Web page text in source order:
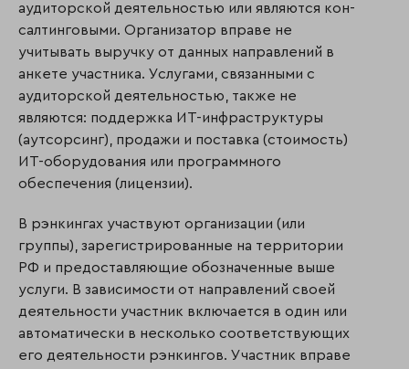
аудиторской деятельностью или являются кон­
салтинговыми. Организатор вправе не
учитывать выручку от данных направлений в
анкете участника. Услугами, связанными с
аудиторской деятельностью, также не
являются: поддержка ИТ-инфраструктуры
(аутсорсинг), продажи и поставка (стоимость)
ИТ-оборудования или программного
обеспечения (лицензии).
В рэнкингах участвуют организации (или
группы), зарегистрированные на территории
РФ и предоставляющие обозначенные выше
услуги. В зависимости от направлений своей
деятельности участник включается в один или
автоматически в несколько соответствующих
его деятельности рэнкингов. Участник вправе